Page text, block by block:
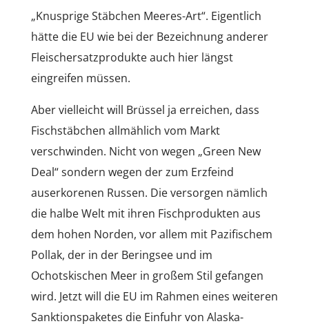
„Knusprige Stäbchen Meeres-Art“. Eigentlich
hätte die EU wie bei der Bezeichnung anderer
Fleischersatzprodukte auch hier längst
eingreifen müssen.
Aber vielleicht will Brüssel ja erreichen, dass
Fischstäbchen allmählich vom Markt
verschwinden. Nicht von wegen „Green New
Deal“ sondern wegen der zum Erzfeind
auserkorenen Russen. Die versorgen nämlich
die halbe Welt mit ihren Fischprodukten aus
dem hohen Norden, vor allem mit Pazifischem
Pollak, der in der Beringsee und im
Ochotskischen Meer in großem Stil gefangen
wird. Jetzt will die EU im Rahmen eines weiteren
Sanktionspaketes die Einfuhr von Alaska-